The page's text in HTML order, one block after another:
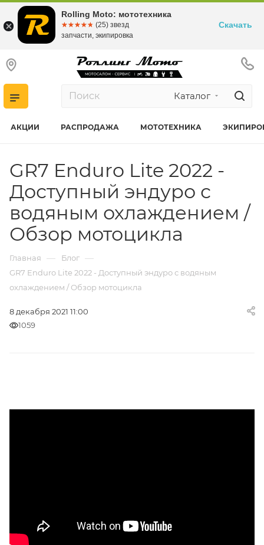
Каталог
АКЦИИ РАСПРОДАЖА МОТОТЕХНИКА
GR7 Enduro Lite 2022 -
Доступный эндуро с
водяным охлаждением /
Обзор мотоцикла
Главная — Блог —
GR7 Enduro Lite 2022 - Доступный эндуро с водяным
охлаждением / Обзор мотоцикла
8 декабря 2021 11:00
1059
Rolling Moto: мототехника
☆☆☆☆☆
★★★★★ (25) звезд
запчасти, экипировка
Скачать